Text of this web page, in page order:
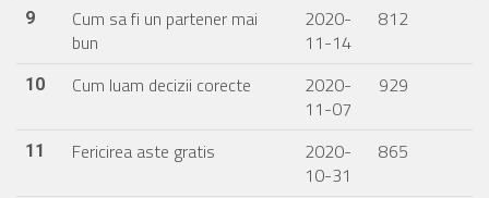
9
Cum sa fi un partener mai
bun
2020-
11-14
812
10 Cum luam decizii corecte
2020-
11-07
929
11 Fericirea aste gratis
2020-
10-31
865